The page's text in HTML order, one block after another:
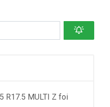
R17.5 MULTI Z foi